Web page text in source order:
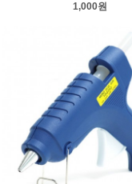
1,000원